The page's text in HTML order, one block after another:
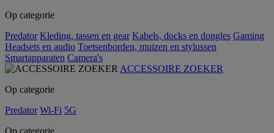
Op categorie
Predator Kleding, tassen en gear Kabels, docks en dongles Gaming
Headsets en audio Toetsenborden, muizen en stylussen
Smartapparaten Camera's
ACCESSOIRE ZOEKER
Op categorie
Predator Wi-Fi 5G
Op categorie